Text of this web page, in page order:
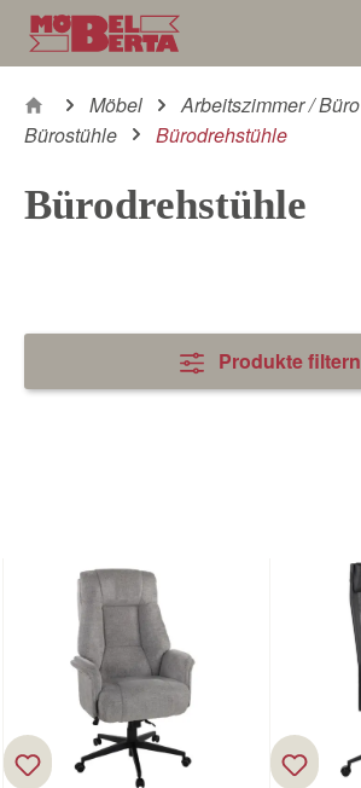
Zum Hauptinhalt springen
Möbel
Arbeitszimmer / Büro
Bürostühle
Bürodrehstühle
Bürodrehstühle
Produkte filtern